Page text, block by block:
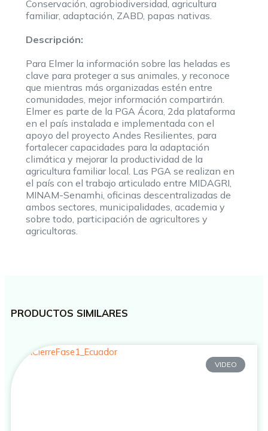
Conservación, agrobiodiversidad, agricultura
familiar, adaptación, ZABD, papas nativas.
Descripción:
Para Elmer la información sobre las heladas es
clave para proteger a sus animales, y reconoce
que mientras más organizadas estén entre
comunidades, mejor información compartirán.
Elmer es parte de la PGA Ácora, 2da plataforma
en el país instalada e implementada con el
apoyo del proyecto Andes Resilientes, para
fortalecer capacidades para la adaptación
climática y mejorar la productividad de la
agricultura familiar local. Las PGA se realizan en
el país con el trabajo articulado entre MIDAGRI,
MINAM-Senamhi, oficinas descentralizadas de
ambos sectores, municipalidades, academia y
sobre todo, participación de agricultores y
agricultoras.
PRODUCTOS SIMILARES
VIDEO